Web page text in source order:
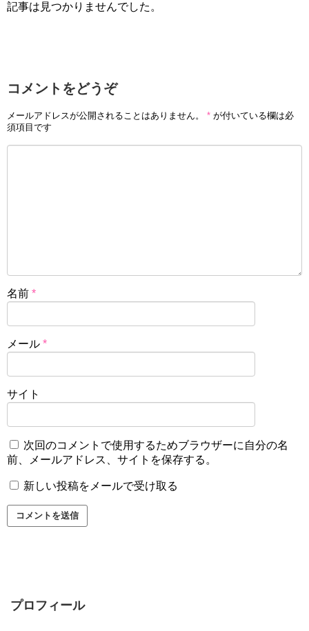
記事は見つかりませんでした。
コメントをどうぞ
メールアドレスが公開されることはありません。 * が付いている欄は必
須項目です
名前 *
メール *
サイト
次回のコメントで使用するためブラウザーに自分の名
前、メールアドレス、サイトを保存する。
新しい投稿をメールで受け取る
プロフィール